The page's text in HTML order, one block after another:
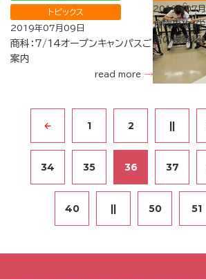
トピックス
2019年07月09日
商科：7/14オープンキャンパスご
案内
read more
2019年07
食物専攻：
習の授業紹
1 2
34 35 36 37
40 50 51